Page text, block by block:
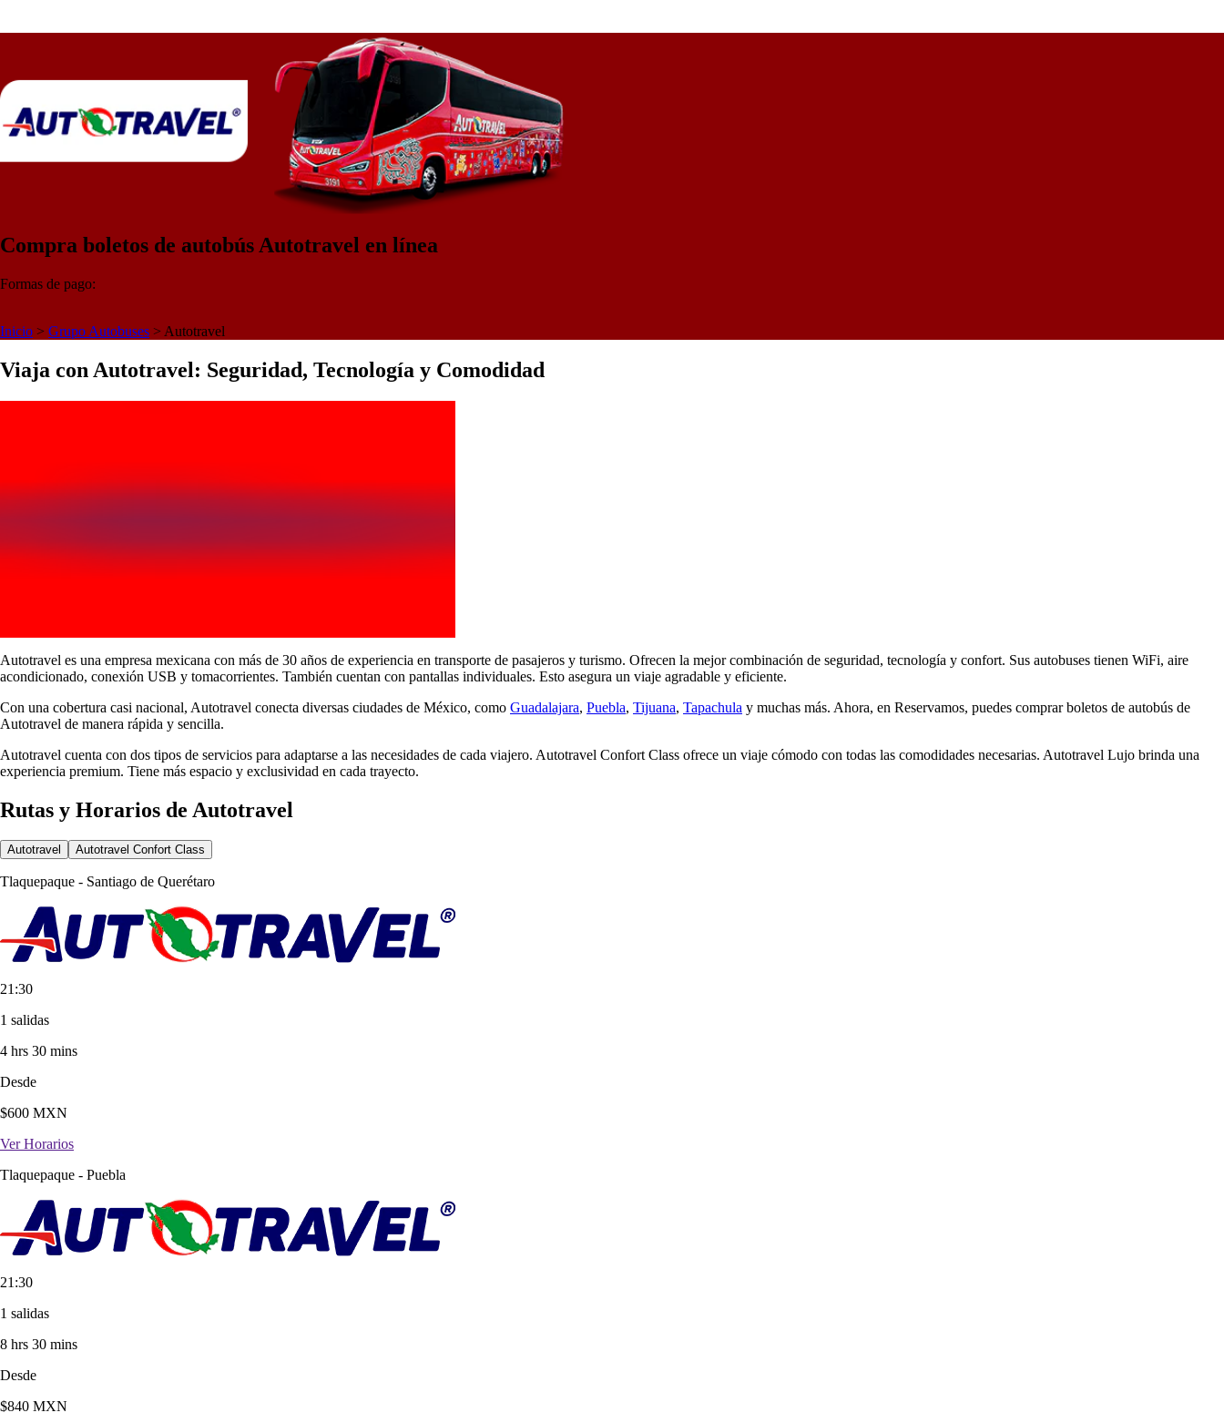
Compra boletos de autobús Autotravel en línea
Formas de pago:
Inicio > Grupo Autobuses > Autotravel
Viaja con Autotravel: Seguridad, Tecnología y Comodidad
Autotravel es una empresa mexicana con más de 30 años de experiencia en transporte de pasajeros y turismo. Ofrecen la mejor combinación de seguridad, tecnología y confort. Sus autobuses tienen WiFi, aire
acondicionado, conexión USB y tomacorrientes. También cuentan con pantallas individuales. Esto asegura un viaje agradable y eficiente.
Con una cobertura casi nacional, Autotravel conecta diversas ciudades de México, como Guadalajara, Puebla, Tijuana, Tapachula y muchas más. Ahora, en Reservamos, puedes comprar boletos de autobús de
Autotravel de manera rápida y sencilla.
Autotravel cuenta con dos tipos de servicios para adaptarse a las necesidades de cada viajero. Autotravel Confort Class ofrece un viaje cómodo con todas las comodidades necesarias. Autotravel Lujo brinda una
experiencia premium. Tiene más espacio y exclusividad en cada trayecto.
Rutas y Horarios de Autotravel
Autotravel Autotravel Confort Class
Tlaquepaque - Santiago de Querétaro
21:30
1 salidas
4 hrs 30 mins
Desde
$600 MXN
Ver Horarios
Tlaquepaque - Puebla
21:30
1 salidas
8 hrs 30 mins
Desde
$840 MXN